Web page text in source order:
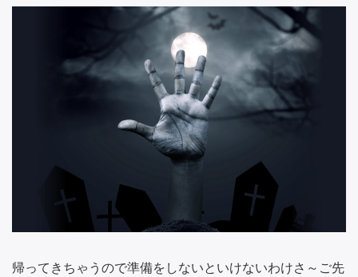
帰ってきちゃうので準備をしないといけないわけさ～ご先